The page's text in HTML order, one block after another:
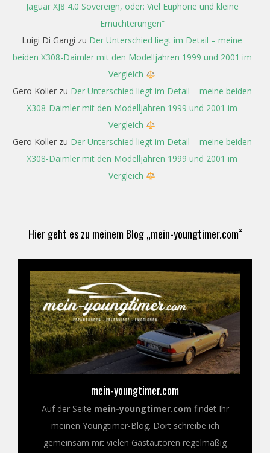
Jaguar XJ8 4.0 Sovereign, oder: Viel Euphorie und kleine
Ernüchterungen“
Luigi Di Gangi zu Der Unterschied liegt im Detail – meine
beiden X308-Daimler mit den Modelljahren 1999 und 2001 im
Vergleich
Gero Kollerzu Der Unterschied liegt im Detail – meine beiden
X308-Daimler mit den Modelljahren 1999 und 2001 im
Vergleich
Gero Kollerzu Der Unterschied liegt im Detail – meine beiden
X308-Daimler mit den Modelljahren 1999 und 2001 im
Vergleich
Hier geht es zu meinem Blog „mein-youngtimer.com“
mein-youngtimer.com
Auf der Seite mein-youngtimer.com findet Ihr
meinen Youngtimer-Blog. Dort schreibe ich
gemeinsam mit vielen Gastautoren regelmäßig